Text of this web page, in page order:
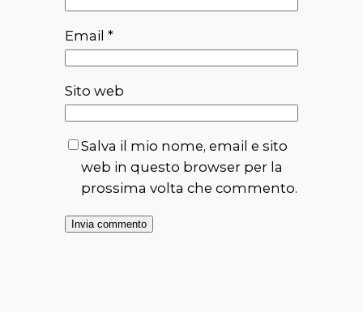
Email *
Sito web
Salva il mio nome, email e sito
web in questo browser per la
prossima volta che commento.